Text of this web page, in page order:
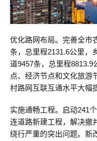
优化路网布局。完善全市
条，总里程2131.6公里，
道9457条，总里程
点、经济节点和文化旅游
村路网互联互通水平大幅
实施通畅工程。启动241
连道路新建工程，解决撤
绕行严重的突出问题。新